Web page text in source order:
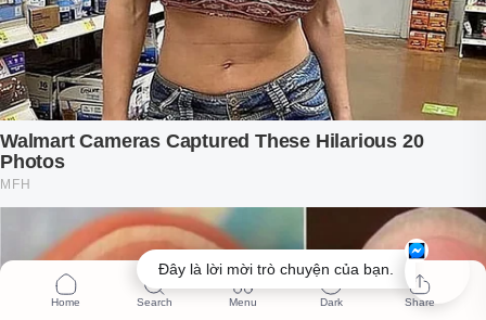
Đây là lời mời trò chuyện của bạn.